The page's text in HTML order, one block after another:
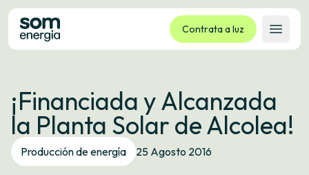
Contrata a luz
Abrir
Tarifas
Servizos
Empresas
La cooperativa
¡Financiada y Alcanzada
la Planta Solar de Alcolea!
Producción de energía 25 Agosto 2016